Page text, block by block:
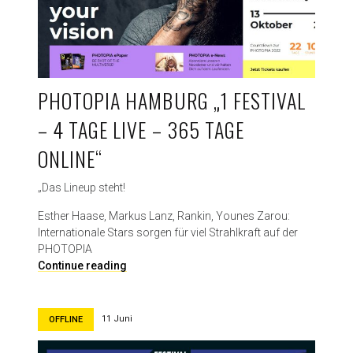
PHOTOPIA HAMBURG „1 FESTIVAL
– 4 TAGE LIVE – 365 TAGE
ONLINE“
„Das Lineup steht!
Esther Haase, Markus Lanz, Rankin, Younes Zarou:
Internationale Stars sorgen für viel Strahlkraft auf der
PHOTOPIA
Continue reading
T
P
OFFLINE 11 Juni